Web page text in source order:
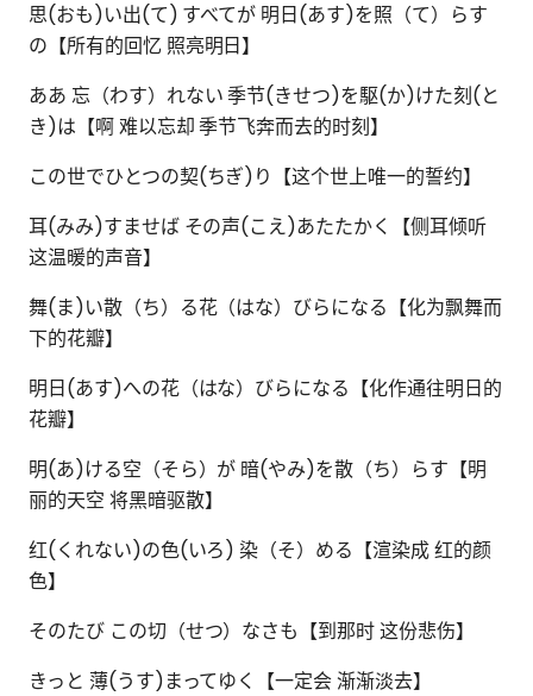
思(おも)い出(て) すべてが 明日(あす)を照（て）らす
の【所有的回忆 照亮明日】
ああ 忘（わす）れない 季节(きせつ)を駆(か)けた刻(と
き)は【啊 难以忘却 季节飞奔而去的时刻】
この世でひとつの契(ちぎ)り【这个世上唯一的誓约】
耳(みみ)すませば その声(こえ)あたたかく【侧耳倾听
这温暖的声音】
舞(ま)い散（ち）る花（はな）びらになる【化为飘舞而
下的花瓣】
明日(あす)への花（はな）びらになる【化作通往明日的
花瓣】
明(あ)ける空（そら）が 暗(やみ)を散（ち）らす【明
丽的天空 将黑暗驱散】
红(くれない)の色(いろ) 染（そ）める【渲染成 红的颜
色】
そのたび この切（せつ）なさも【到那时 这份悲伤】
きっと 薄(うす)まってゆく【一定会 渐渐淡去】